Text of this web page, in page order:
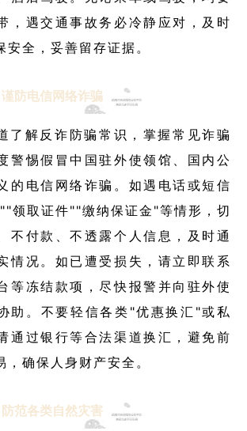
，遇交通事故务必冷静应对，及时
全，妥善留存证据。
谨防电信网络诈骗
了解反诈防骗常识，掌握常见诈骗
警惕假冒中国驻外使领馆、国内公
的电信网络诈骗。如遇电话或短信
领取证件""缴纳保证金"等情形，切
不付款、不透露个人信息，及时通
情况。如已遭受损失，请立即联系
等冻结款项，尽快报警并向驻外使
助。不要轻信各类"优惠换汇"或私
通过银行等合法渠道换汇，避免前
确保人身财产安全。
范各类自然灾害